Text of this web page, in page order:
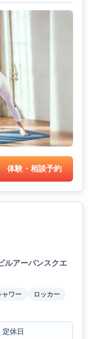
体験・相談予約
ルアーバンスクエ
ャワー
ロッカー
定休日